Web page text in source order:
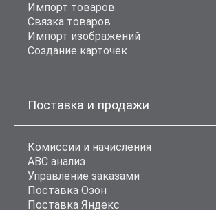
Импорт товаров
Связка товаров
Импорт изображений
Создание карточек
Поставка и продажи
Комиссии и начисления
ABC анализ
Управление заказами
Поставка Озон
Поставка Яндекс